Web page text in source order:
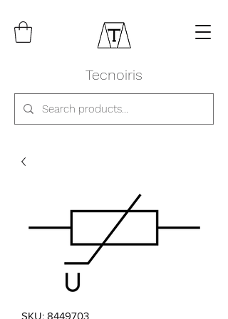
Tecnoiris
SKU: 8449703